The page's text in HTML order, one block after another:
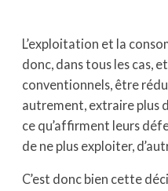
L’exploitation et la
donc, dans tous les cas,
conventionnels, être
autrement, extraire plus
ce qu’affirment leurs
de ne plus exploiter,
C’est donc bien cette